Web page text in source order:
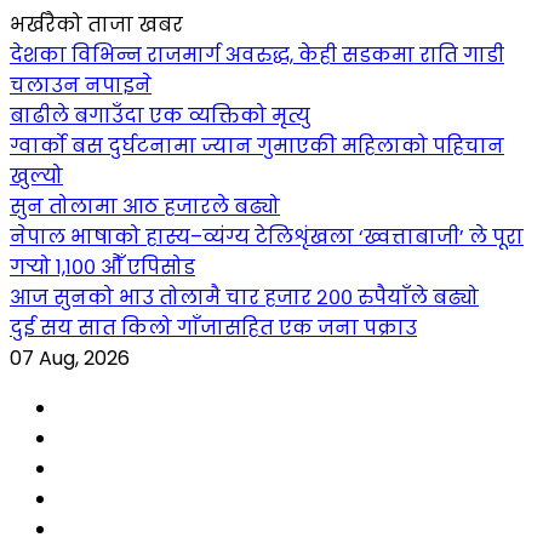
भर्खरैको ताजा खबर
देशका विभिन्न राजमार्ग अवरुद्ध, केही सडकमा राति गाडी
चलाउन नपाइने
बाढीले बगाउँदा एक व्यक्तिको मृत्यु
ग्वार्को बस दुर्घटनामा ज्यान गुमाएकी महिलाको पहिचान
खुल्यो
सुन तोलामा आठ हजारले बढ्यो
नेपाल भाषाको हास्य–व्यंग्य टेलिशृंखला ‘ख्वत्ताबाजी’ ले पूरा
गर्‍यो १,१०० औँ एपिसोड
आज सुनको भाउ तोलामै चार हजार २०० रुपैयाँले बढ्यो
दुई सय सात किलो गाँजासहित एक जना पक्राउ
07 Aug, 2026